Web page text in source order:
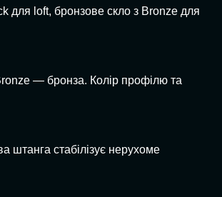
для loft, бронзове скло з Bronze для
— бронза. Колір профілю та
штанга стабілізує нерухоме